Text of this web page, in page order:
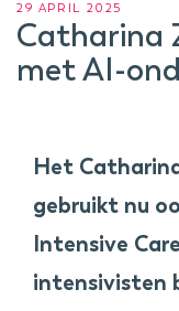
29 APRIL 2025
Catharina
met AI-
Het
gebruikt nu
Intensive
intensivisten